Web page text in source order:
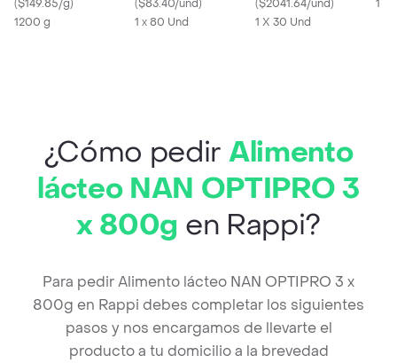
($149.85/g)
1200 g
($83.40/und)
1 x 80 Und
($2041.64/und)
1 X 30 Und
1 X
¿Cómo pedir Alimento
lácteo NAN OPTIPRO 3
x 800g en Rappi?
Para pedir Alimento lácteo NAN OPTIPRO 3 x
800g en Rappi debes completar los siguientes
pasos y nos encargamos de llevarte el
producto a tu domicilio a la brevedad